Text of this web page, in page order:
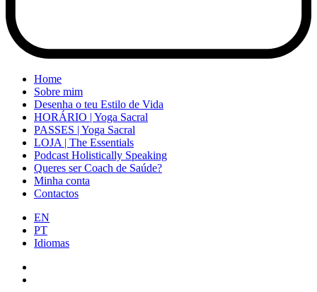
Home
Sobre mim
Desenha o teu Estilo de Vida
HORÁRIO | Yoga Sacral
PASSES | Yoga Sacral
LOJA | The Essentials
Podcast Holistically Speaking
Queres ser Coach de Saúde?
Minha conta
Contactos
EN
PT
Idiomas